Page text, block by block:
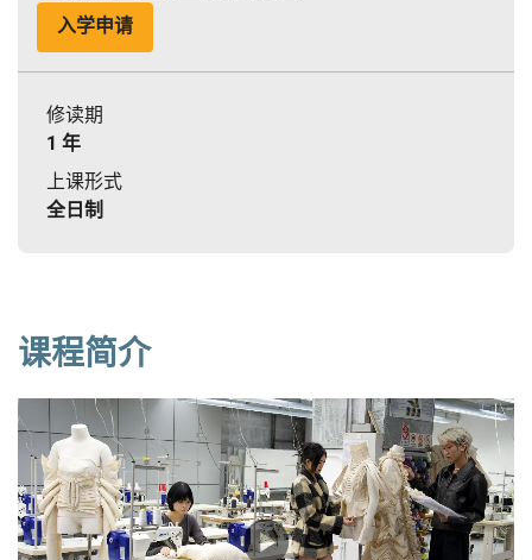
入学申请
修读期
1 年
上课形式
全日制
课程简介